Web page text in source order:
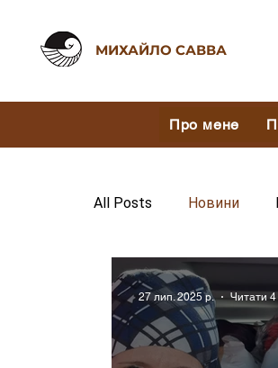
МИХАЙЛО САВВА
Про мене
All Posts Новини
27 лип. 2025 р. Читати 4